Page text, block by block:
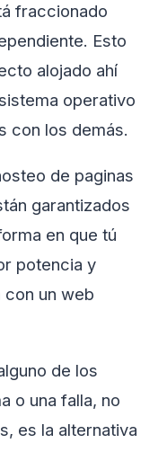
fraccionado
Esto
alojado ahí
operativo
con los demás.
de paginas
garantizados
en que tú
potencia y
un web
de los
o una falla, no
es la alternativa